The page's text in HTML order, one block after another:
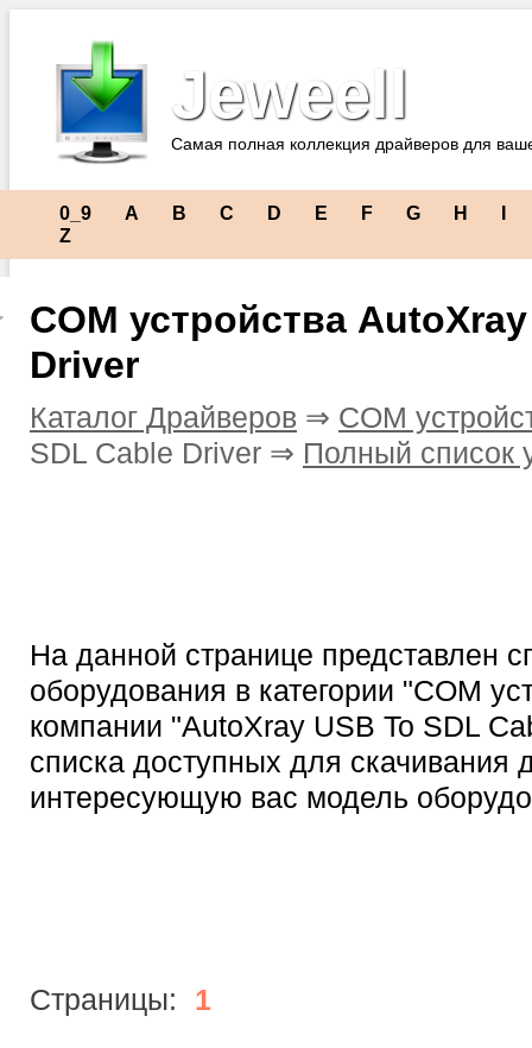
Jeweell
Самая полная коллекция драйверов для
0_9 A B C D E F G H
Z
COM устройства
Driver
Каталог Драйверов ⇒ COM
SDL Cable Driver ⇒ Полный список
На данной странице представлен
оборудования в категории "COM
компании "AutoXray USB To SDL
списка доступных для скачивания
интересующую вас модель
Страницы: 1